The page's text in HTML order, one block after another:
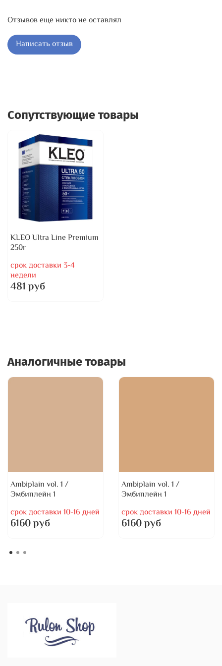
Отзывов еще никто не оставлял
Написать отзыв
Сопутствующие товары
KLEO Ultra Line Premium
250г
срок доставки 3-4
недели
481 руб
Аналогичные товары
Ambiplain vol. 1 /
Эмбиплейн 1
срок доставки 10-16 дней
6160 руб
Ambiplain vol. 1 /
Эмбиплейн 1
срок доставки 10-16 дней
6160 руб